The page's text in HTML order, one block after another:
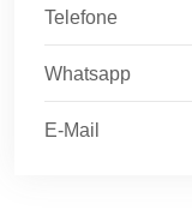
Telefone
Whatsapp
E-Mail